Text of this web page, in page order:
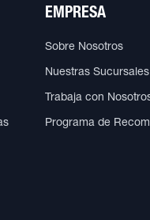
EMPRESA
Sobre Nosotros
Nuestras Sucursales
Trabaja con
Programa de